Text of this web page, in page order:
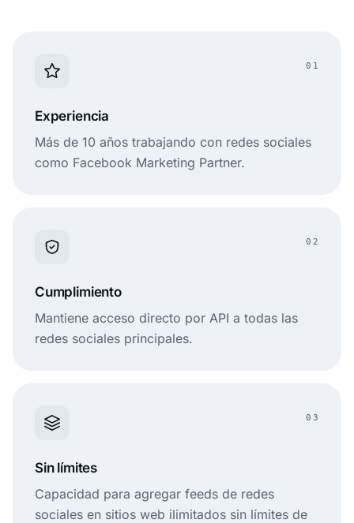
comprables
Analíticas
Cuentas de
gratuita
Precio
feeds
feeds
01
Experiencia
Más de 10 años trabajando con redes sociales
como Facebook Marketing Partner.
02
Cumplimiento
Mantiene acceso directo por API a todas las
redes sociales principales.
03
Sin límites
Capacidad para agregar feeds de redes
sociales en sitios web ilimitados sin límites de